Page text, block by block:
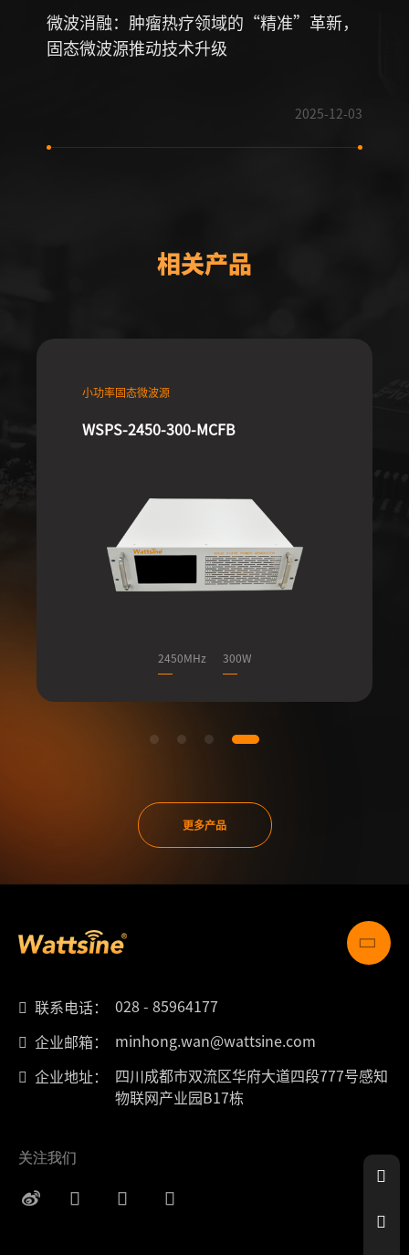
微波消融：肿瘤热疗领域的“精准”革新，
固态微波源推动技术升级
2025-12-03
相关产品
小功率固态微波源
WSPS-2450-300-MCFB
2450MHz 300W
更多产品
联系电话：
028 - 85964177
企业邮箱：
minhong.wan@wattsine.com
企业地址：
四川成都市双流区华府大道四段777号感知
物联网产业园B17栋
关注我们